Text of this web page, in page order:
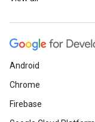
Android
Chrome
Firebase